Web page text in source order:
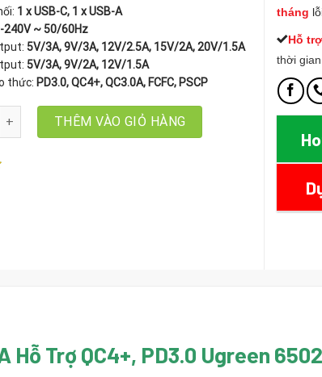
1 x USB-C, 1 x USB-A
240V ~ 50/60Hz
5V/3A, 9V/3A, 12V/2.5A, 15V/2A, 20V/1.5A
5V/3A, 9V/2A, 12V/1.5A
thức: PD3.0, QC4+, QC3.0A, FCFC, PSCP
2 Cổng 30W GaN Ugreen 65025 X516, USB-C & USB-A
THÊM VÀO GIỎ HÀNG
tháng
Hỗ
thời
Hỗ Trợ QC4+, PD3.0 Ugreen